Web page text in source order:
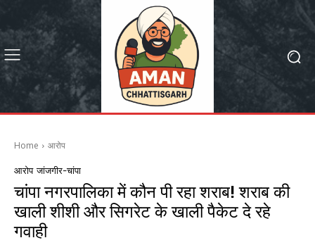
Home आरोप
आरोप जांजगीर-चांपा
चांपा नगरपालिका में कौन पी रहा शराब! शराब की
खाली शीशी और सिगरेट के खाली पैकेट दे रहे
गवाही